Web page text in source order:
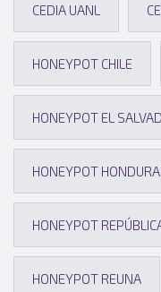
CEDIA UANL
HONEYPOT CHILE
HONEYPOT EL
HONEYPOT
HONEYPOT
HONEYPOT REUNA